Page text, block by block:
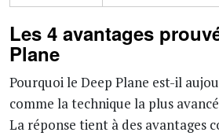
Les 4 avantages
Plane
Pourquoi le Deep Plane est-il
comme la technique la plus
La réponse tient à des avantages